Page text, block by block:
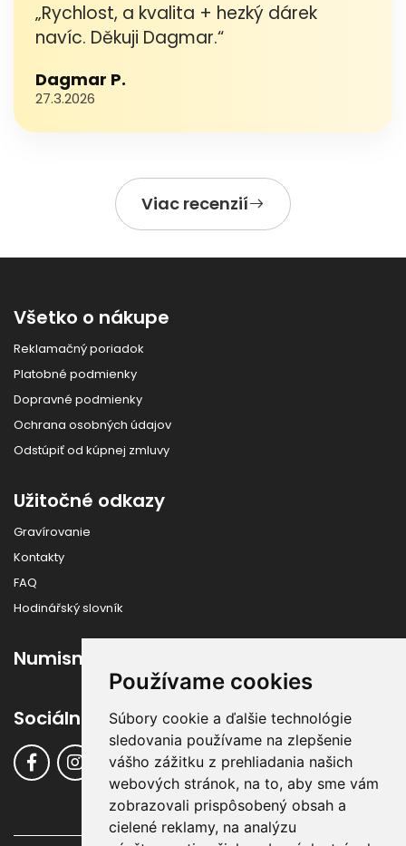
Používame cookies
Súbory cookie a ďalšie technológie
sledovania používame na zlepšenie
vášho zážitku z prehliadania našich
webových stránok, na to, aby sme vám
zobrazovali prispôsobený obsah a
cielené reklamy, na analýzu
„Rychlost, a kvalita + hezký dárek
navíc. Děkuji Dagmar.“
Dagmar P.
27.3.2026
Viac recenzií
Všetko o nákupe
Reklamačný poriadok
Platobné podmienky
Dopravné podmienky
Ochrana osobných údajov
Odstúpiť od kúpnej zmluvy
Užitočné odkazy
Gravírovanie
Kontakty
FAQ
Hodinářský slovník
Numismatika
Sociálne siete